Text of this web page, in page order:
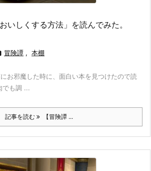
いしくする方法」を読んでみた。
冒険譚 , 本棚
お邪魔した時に、面白い本を見つけたので読
も調 ...
記事を読む 【冒険譚 ...